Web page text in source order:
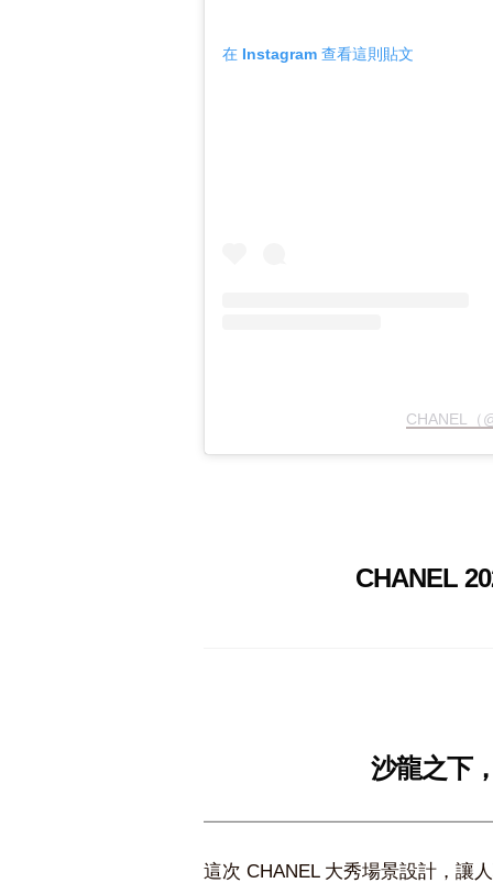
在 Instagram 查看這則貼文
CHANEL（
CHANEL
沙龍之下
這次 CHANEL 大秀場景設計，讓